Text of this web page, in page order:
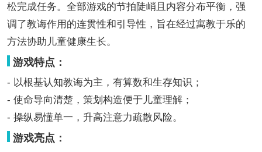
松完成任务。全部游戏的节拍陡峭且内容分布平衡，强
调了教诲作用的连贯性和引导性，旨在经过寓教于乐的
方法协助儿童健康生长。
游戏特点：
- 以根基认知教诲为主，有算数和生存知识；
- 使命导向清楚，策划构造便于儿童理解；
- 操纵易懂单一，升高注意力疏散风险。
游戏亮点：